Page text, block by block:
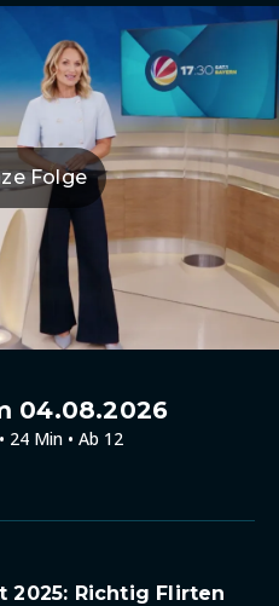
Folge
04.08.2026
24 Min • Ab 12
2025: Richtig Flirten